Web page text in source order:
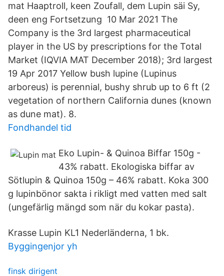
mat Haaptroll, keen Zoufall, dem Lupin säi Sy,
deen eng Fortsetzung 10 Mar 2021 The
Company is the 3rd largest pharmaceutical
player in the US by prescriptions for the Total
Market (IQVIA MAT December 2018); 3rd largest
19 Apr 2017 Yellow bush lupine (Lupinus
arboreus) is perennial, bushy shrub up to 6 ft (2
vegetation of northern California dunes (known
as dune mat). 8.
Fondhandel tid
Eko Lupin- & Quinoa Biffar 150g -
43% rabatt. Ekologiska biffar av
Sötlupin & Quinoa 150g – 46% rabatt. Koka 300
g lupinbönor sakta i rikligt med vatten med salt
(ungefärlig mängd som när du kokar pasta).
Krasse Lupin KL1 Nederländerna, 1 bk.
Byggingenjor yh
finsk dirigent